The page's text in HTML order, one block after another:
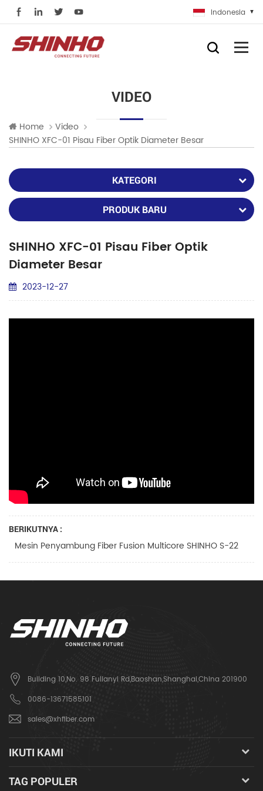
Indonesia
VIDEO
Home
Video
SHINHO XFC-01 Pisau Fiber Optik Diameter Besar
KATEGORI
PRODUK BARU
SHINHO XFC-01 Pisau Fiber Optik
Diameter Besar
2023-12-27
BERIKUTNYA :
Mesin Penyambung Fiber Fusion Multicore SHINHO S-22
Building 10,No. 98 Fulianyi Rd,Baoshan,Shanghai,China 201900
0086-13671585101
sales@xhfiber.com
IKUTI KAMI
TAG POPULER